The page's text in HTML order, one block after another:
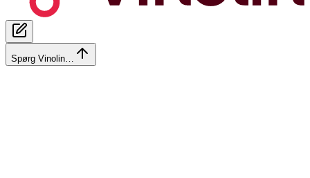
Spørg Vinolin…